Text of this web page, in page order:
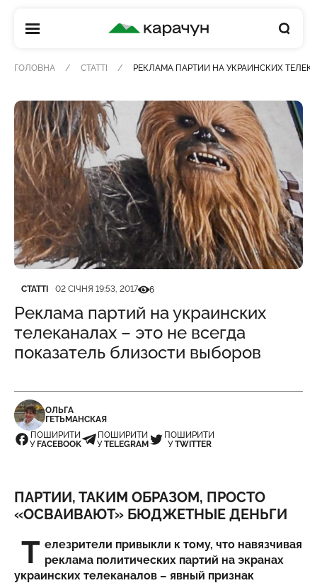
КАРАЧУН
ГОЛОВНА СТАТТІ РЕКЛАМА ПАРТИЙ НА УКРАИНСКИХ
Категорія
СТАТТІ
Дата публікації
02 СІЧНЯ 19:53, 2017Кількість переглядів
6
Реклама партий на украинских
телеканалах – это не всегда
показатель близости выборов
ОЛЬГА
ГЕТЬМАНСКАЯ
ПОШИРИТИ
У FACEBOOK
ПОШИРИТИ
УTELEGRAM
ПОШИРИТИ
УTWITTER
ПАРТИИ, ТАКИМ ОБРАЗОМ, ПРОСТО
«ОСВАИВАЮТ» БЮДЖЕТНЫЕ ДЕНЬГИ
Т елезрители привыкли к тому, что навязчивая
реклама политических партий на экранах
украинских телеканалов – явный признак